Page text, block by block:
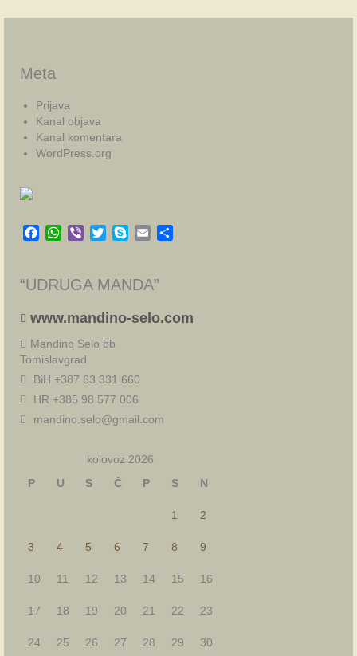
Meta
Prijava
Kanal objava
Kanal komentara
WordPress.org
Facebook
WhatsApp
Viber TwitterSkypeEmail
“UDRUGA MANDA”
www.mandino-selo.com
Mandino Selo bb
Tomislavgrad
BiH +387 63 331 660
HR +385 98 577 006
mandino.selo@gmail.com
kolovoz 2026
P
U S Č P S N
1 2
3 4 5 6 7 8 9
10 11 12 13 14 15 16
17 18 19 20 21 22 23
24 25 26 27 28 29 30